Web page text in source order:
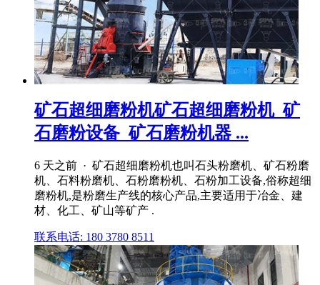
矿石超细磨粉机矿石超细磨粉机_矿
石磨粉设备_矿石磨粉机器 ...
6 天之前 · 矿石超细磨粉机也叫石头粉磨机、矿石粉磨
机、石料粉磨机、石粉磨粉机、石粉加工设备,俗称超细
磨粉机,是粉磨生产线的核心产品,主要适用于冶金、建
材、化工、矿山等矿产 .
联系电话: 180 3780 8511